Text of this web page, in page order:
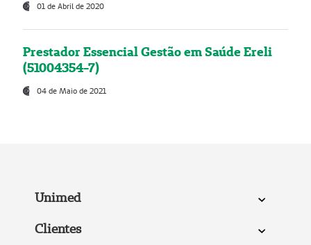
01 de Abril de 2020
Prestador Essencial Gestão em Saúde Ereli
(51004354-7)
04 de Maio de 2021
Unimed
Clientes